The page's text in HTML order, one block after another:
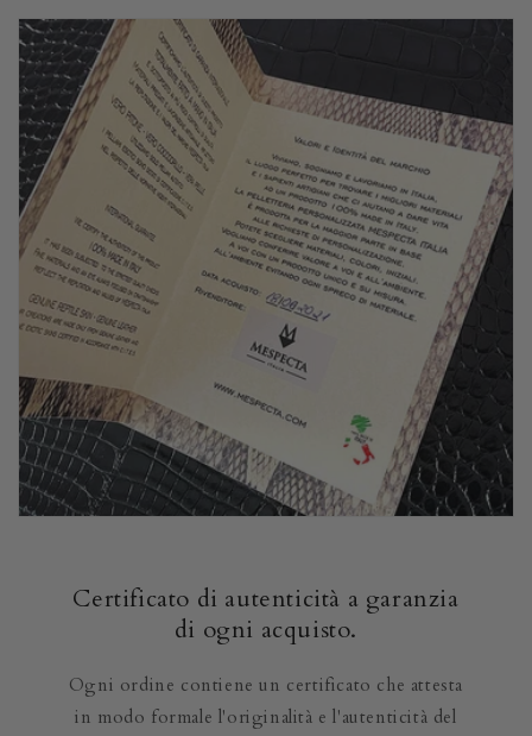
Certificato di autenticità a garanzia
di ogni acquisto.
Ogni ordine contiene un certificato che attesta
in modo formale l'originalità e l'autenticità del